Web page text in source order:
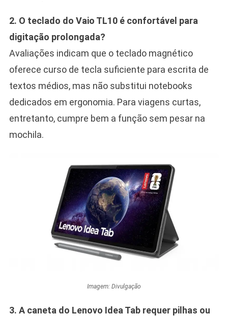
2. O teclado do Vaio TL10 é confortável para
digitação prolongada?
Avaliações indicam que o teclado magnético
oferece curso de tecla suficiente para escrita de
textos médios, mas não substitui notebooks
dedicados em ergonomia. Para viagens curtas,
entretanto, cumpre bem a função sem pesar na
mochila.
Imagem: Divulgação
3. A caneta do Lenovo Idea Tab requer pilhas ou